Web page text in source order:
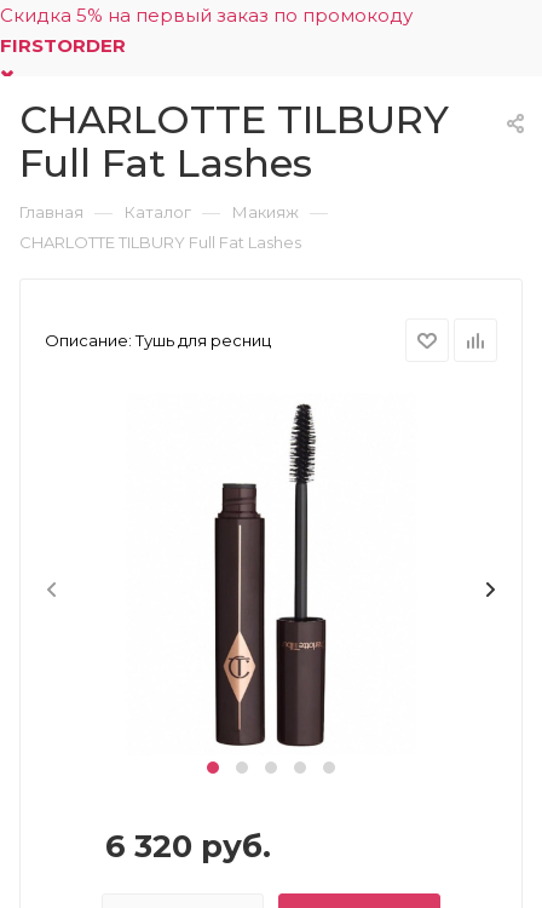
Скидка 5% на первый заказ по промокоду
FIRSTORDER
0
CHARLOTTE TILBURY
Full Fat Lashes
Главная — Каталог — Макияж —
CHARLOTTE TILBURY Full Fat Lashes
Описание: Тушь для ресниц
6 320 руб.